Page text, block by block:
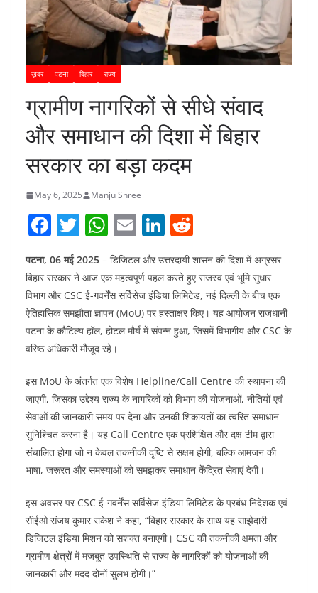
ख़बर पटना बिहार राज्य
ग्रामीण नागरिकों से सीधे संवाद
और समाधान की दिशा में बिहार
सरकार का बड़ा कदम
May 6, 2025 Manju Shree
F
c
e
b
o
o
k
T
itt
er
W
h
at
s
A
p
p
E
m
ai
l
Li
k
e
dI
n
d
di
t
पटना, 06 मई 2025 – डिजिटल और उत्तरदायी शासन की दिशा में अग्रसर
बिहार सरकार ने आज एक महत्वपूर्ण पहल करते हुए राजस्व एवं भूमि सुधार
विभाग और CSC ई-गवर्नेंस सर्विसेज इंडिया लिमिटेड, नई दिल्ली के बीच एक
ऐतिहासिक समझौता ज्ञापन (MoU) पर हस्ताक्षर किए। यह आयोजन राजधानी
पटना के कौटिल्य हॉल, होटल मौर्य में संपन्न हुआ, जिसमें विभागीय और CSC के
वरिष्ठ अधिकारी मौजूद रहे।
इस MoU के अंतर्गत एक विशेष Helpline/Call Centre की स्थापना की
जाएगी, जिसका उद्देश्य राज्य के नागरिकों को विभाग की योजनाओं, नीतियों एवं
सेवाओं की जानकारी समय पर देना और उनकी शिकायतों का त्वरित समाधान
सुनिश्चित करना है। यह Call Centre एक प्रशिक्षित और दक्ष टीम द्वारा
संचालित होगा जो न केवल तकनीकी दृष्टि से सक्षम होगी, बल्कि आमजन की
भाषा, जरूरत और समस्याओं को समझकर समाधान केंद्रित सेवाएं देगी।
इस अवसर पर CSC ई-गवर्नेंस सर्विसेज इंडिया लिमिटेड के प्रबंध निदेशक एवं
सीईओ संजय कुमार राकेश ने कहा, “बिहार सरकार के साथ यह साझेदारी
डिजिटल इंडिया मिशन को सशक्त बनाएगी। CSC की तकनीकी क्षमता और
ग्रामीण क्षेत्रों में मजबूत उपस्थिति से राज्य के नागरिकों को योजनाओं की
जानकारी और मदद दोनों सुलभ होगी।”